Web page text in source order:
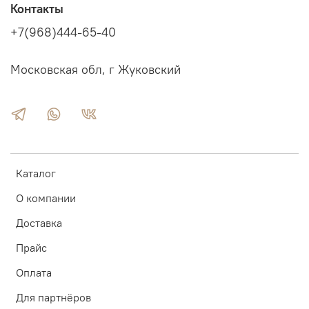
Каталог
О компании
Доставка
Прайс
Оплата
Для партнёров
Контакты
+7(968)444-65-40
Московская обл, г Жуковский